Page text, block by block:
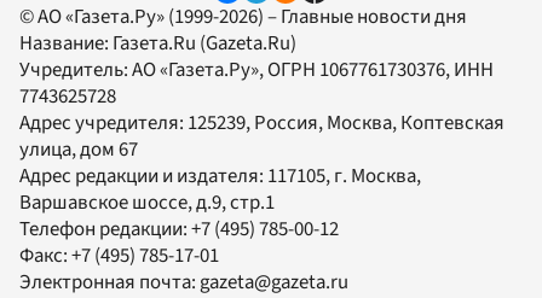
© АО «Газета.Ру» (1999-2026) – Главные новости дня
Название: Газета.Ru (Gazeta.Ru)
Учредитель:АО «Газета.Ру», ОГРН 1067761730376, ИНН
7743625728
Адрес учредителя: 125239, Россия, Москва, Коптевская
улица, дом 67
Адрес редакции и издателя: 117105, г. Москва,
Варшавское шоссе, д.9, стр.1
Телефон редакции:+7 (495) 785-00-12
Факс:+7 (495) 785-17-01
Электронная почта: gazeta@gazeta.ru